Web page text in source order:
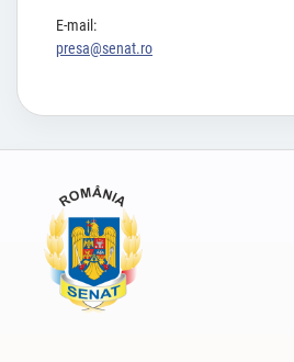
E-mail:
presa@senat.ro